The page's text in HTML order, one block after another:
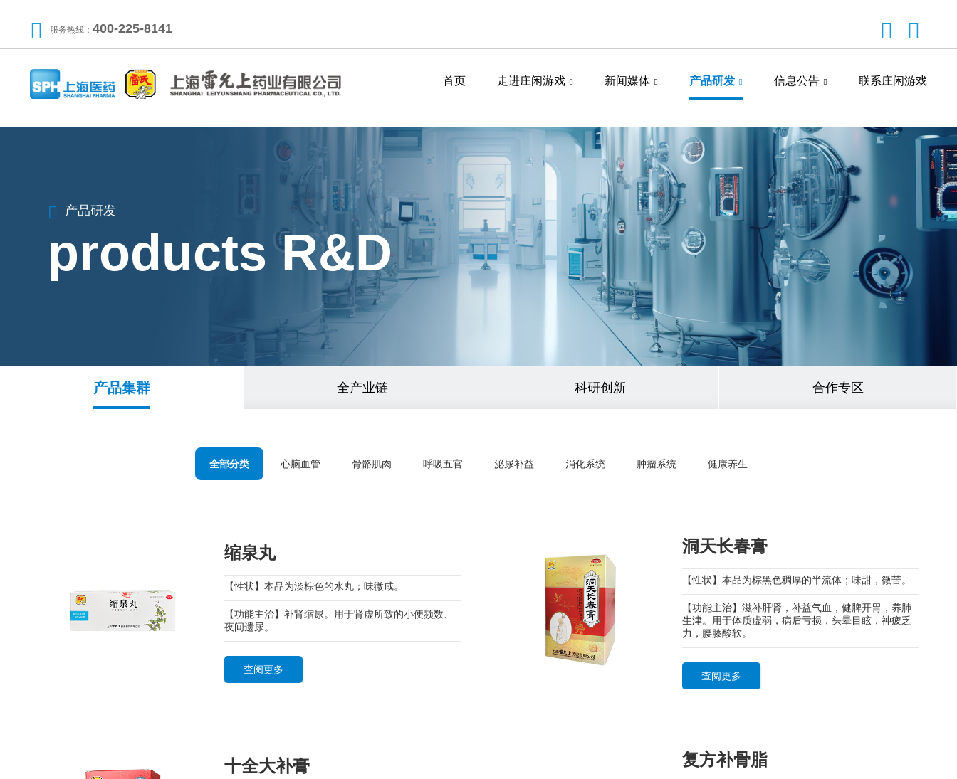
服务热线： 400-225-8141
首页 走进庄闲游戏 新闻媒体 产品研发 信息公告 联系庄闲游戏
产品研发
products R&D
产品集群 全产业链 科研创新 合作专区
全部分类 心脑血管 骨骼肌肉 呼吸五官 泌尿补益 消化系统 肿瘤系统 健康养生
缩泉丸
【性状】本品为淡棕色的水丸；味微咸。
【功能主治】补肾缩尿。用于肾虚所致的小便频数、
夜间遗尿。
查阅更多
洞天长春膏
【性状】本品为棕黑色稠厚的半流体；味甜，微苦。
【功能主治】滋补肝肾，补益气血，健脾开胃，养肺
生津。用于体质虚弱，病后亏损，头晕目眩，神疲乏
力，腰膝酸软。
查阅更多
十全大补膏 复方补骨脂